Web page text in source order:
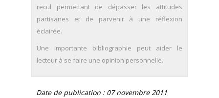
recul permettant de dépasser les attitudes
partisanes et de parvenir à une réflexion
éclairée.
Une importante bibliographie peut aider le
lecteur à se faire une opinion personnelle.
Date de publication : 07 novembre 2011